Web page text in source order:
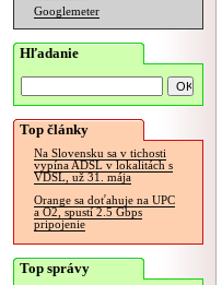
Googlemeter
Hľadanie
Top články
Na Slovensku sa v tichosti
vypína ADSL v lokalitách s
VDSL, už 31. mája
Orange sa doťahuje na UPC
a O2, spustí 2.5 Gbps
pripojenie
Top správy